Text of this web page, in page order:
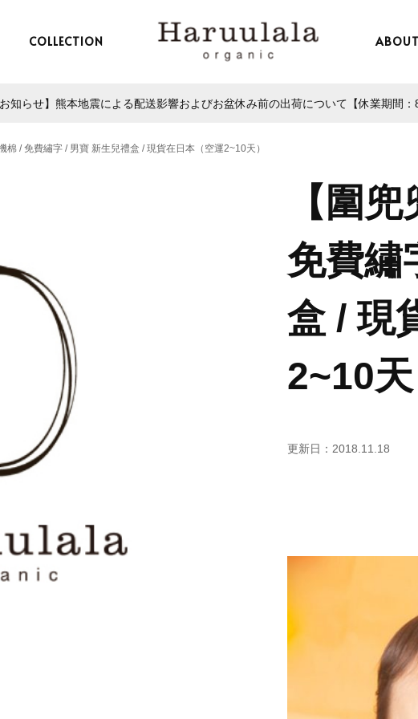
COLLECTION
お知らせ】熊本地震による配送影響およびお盆休み前の出荷について【休業期間
棉 / 免費繡字 / 男寶 新生兒禮盒 / 現貨在日本（空運2~10天）
【圍
免費繡
盒 / 現
2~10
更新日：2018.11.18